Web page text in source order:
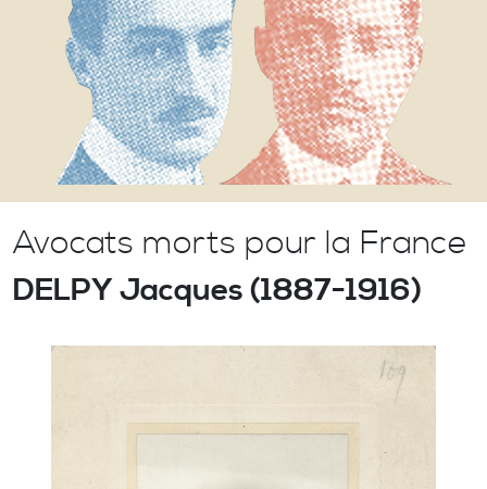
Avocats morts pour la France
DELPY Jacques (1887-1916)